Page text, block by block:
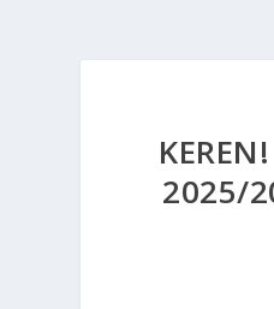
2025/